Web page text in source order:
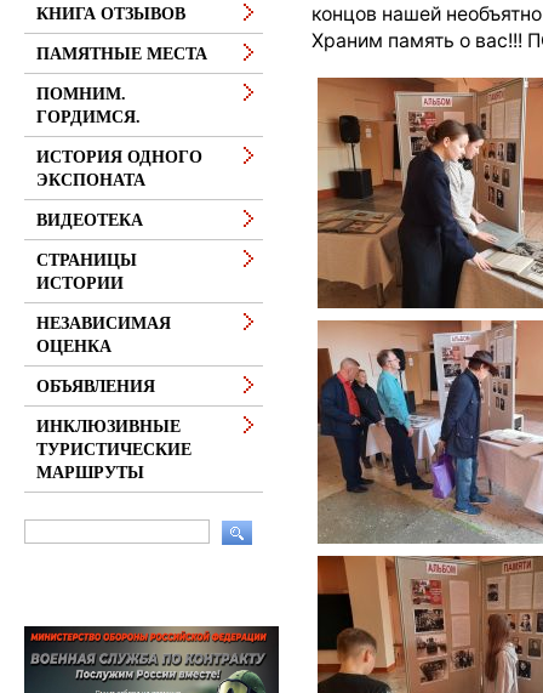
концов нашей
Храним память о
КНИГА ОТЗЫВОВ
ПАМЯТНЫЕ МЕСТА
ПОМНИМ.
ГОРДИМСЯ.
ИСТОРИЯ ОДНОГО
ЭКСПОНАТА
ВИДЕОТЕКА
СТРАНИЦЫ
ИСТОРИИ
НЕЗАВИСИМАЯ
ОЦЕНКА
ОБЪЯВЛЕНИЯ
ИНКЛЮЗИВНЫЕ
ТУРИСТИЧЕСКИЕ
МАРШРУТЫ